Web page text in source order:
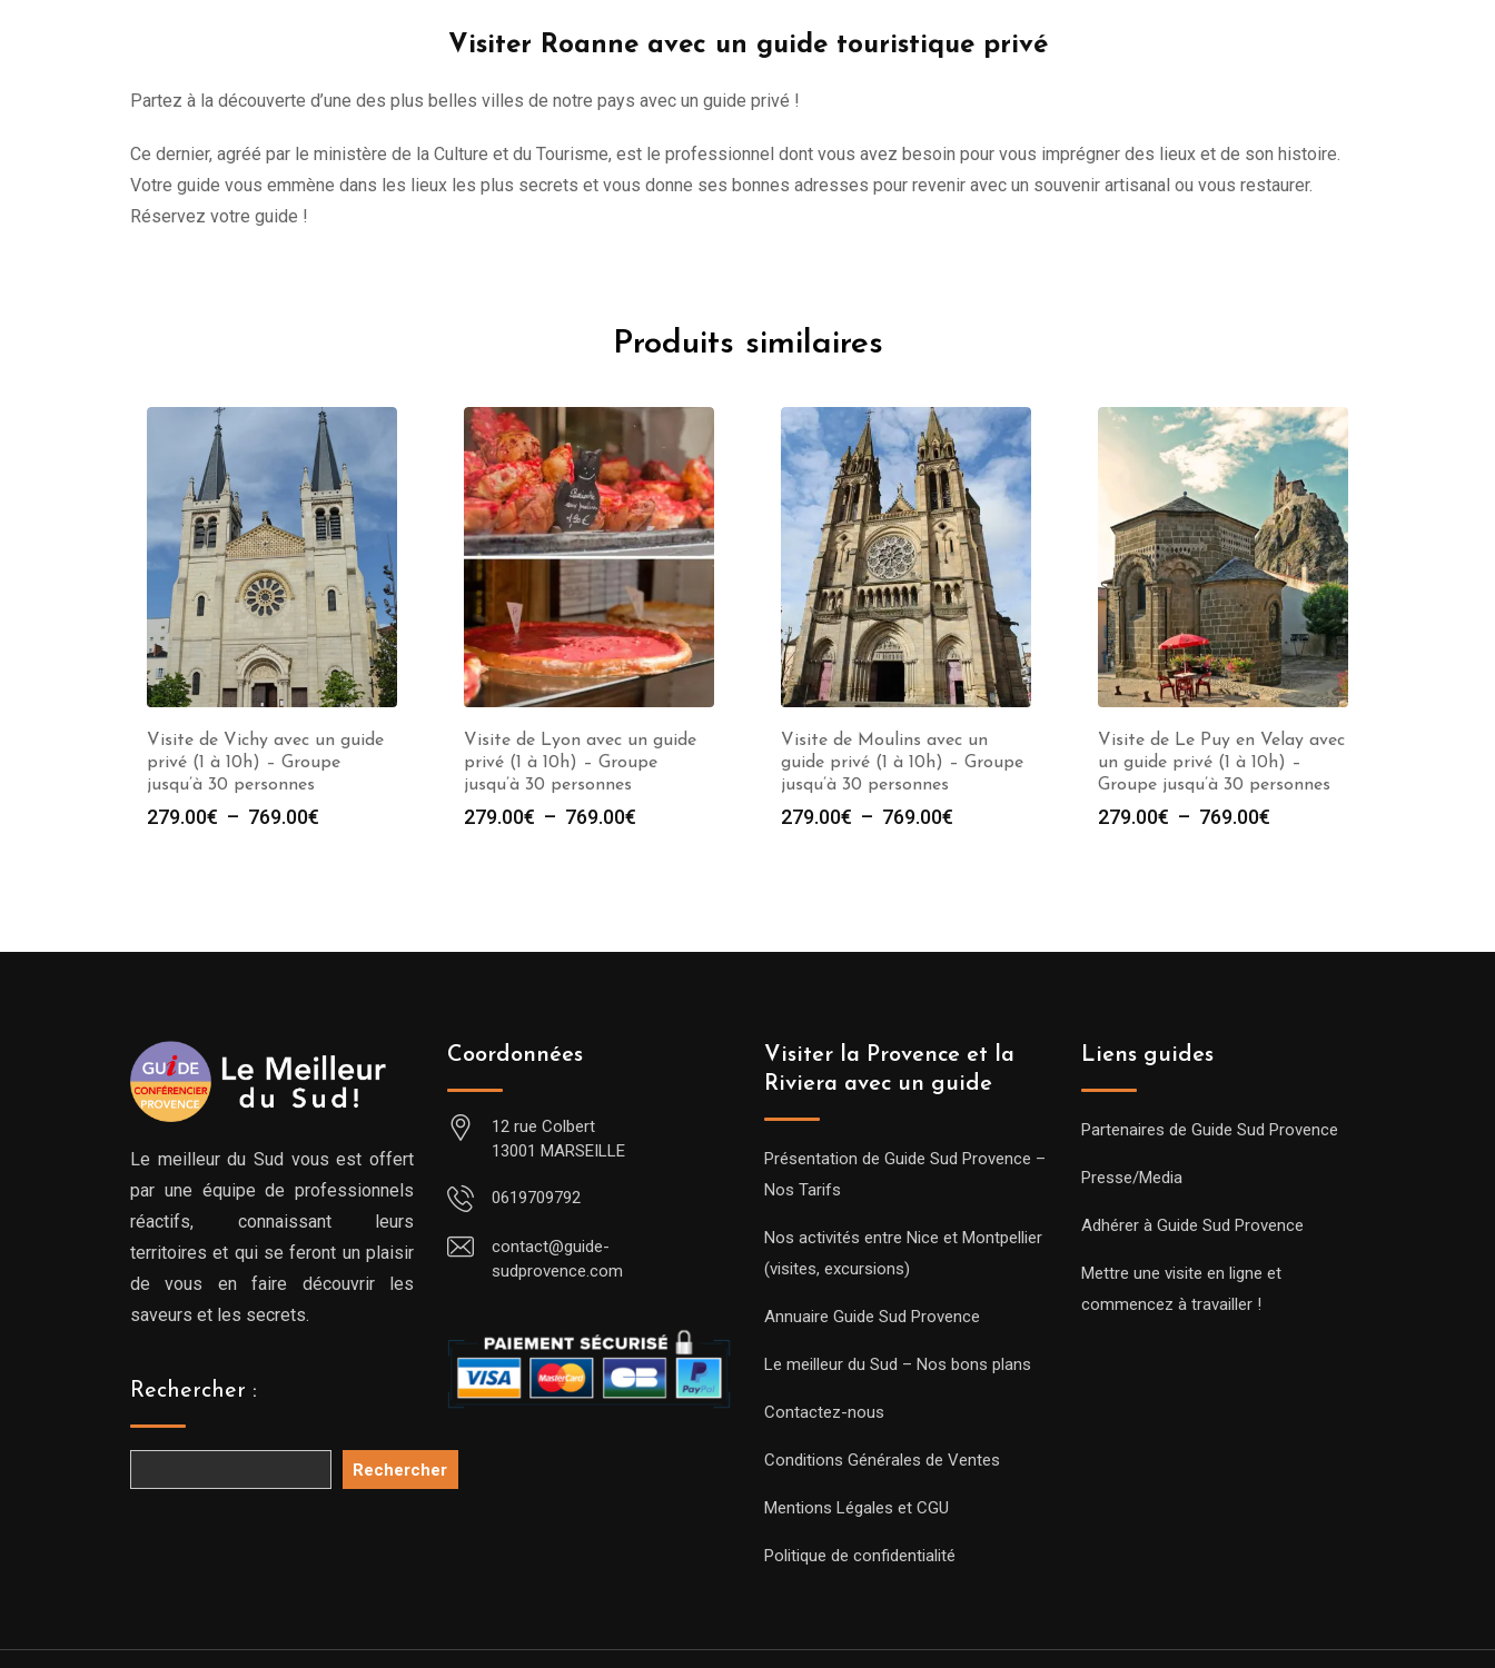
Visiter Roanne avec un guide touristique privé
Partez à la découverte d’une des plus belles villes de notre pays avec un guide privé !
Ce dernier, agréé par le ministère de la Culture et du Tourisme, est le professionnel dont vous avez besoin pour vous imprégner des lieux et de son histoire.
Votre guide vous emmène dans les lieux les plus secrets et vous donne ses bonnes adresses pour revenir avec un souvenir artisanal ou vous restaurer.
Réservez votre guide !
Produits similaires
Visite de Vichy avec un guide
privé (1 à 10h) – Groupe
jusqu’à 30 personnes
279.00€ – 769.00€
Visite de Lyon avec un guide
privé (1 à 10h) – Groupe
jusqu’à 30 personnes
279.00€ – 769.00€
Visite de Moulins avec un
guide privé (1 à 10h) – Groupe
jusqu’à 30 personnes
279.00€ – 769.00€
Visite de Le Puy en Velay avec
un guide privé (1 à 10h) –
Groupe jusqu’à 30 personnes
279.00€ – 769.00€
Le meilleur du Sud vous est offert
par une équipe de professionnels
réactifs, connaissant leurs
territoires et qui se feront un plaisir
de vous en faire découvrir les
saveurs et les secrets.
Rechercher :
Rechercher
Coordonnées
12 rue Colbert
13001 MARSEILLE
0619709792
contact@guide-
sudprovence.com
Visiter la Provence et la
Riviera avec un guide
Présentation de Guide Sud Provence –
Nos Tarifs
Nos activités entre Nice et Montpellier
(visites, excursions)
Annuaire Guide Sud Provence
Le meilleur du Sud – Nos bons plans
Contactez-nous
Conditions Générales de Ventes
Mentions Légales et CGU
Politique de confidentialité
Liens guides
Partenaires de Guide Sud Provence
Presse/Media
Adhérer à Guide Sud Provence
Mettre une visite en ligne et
commencez à travailler !